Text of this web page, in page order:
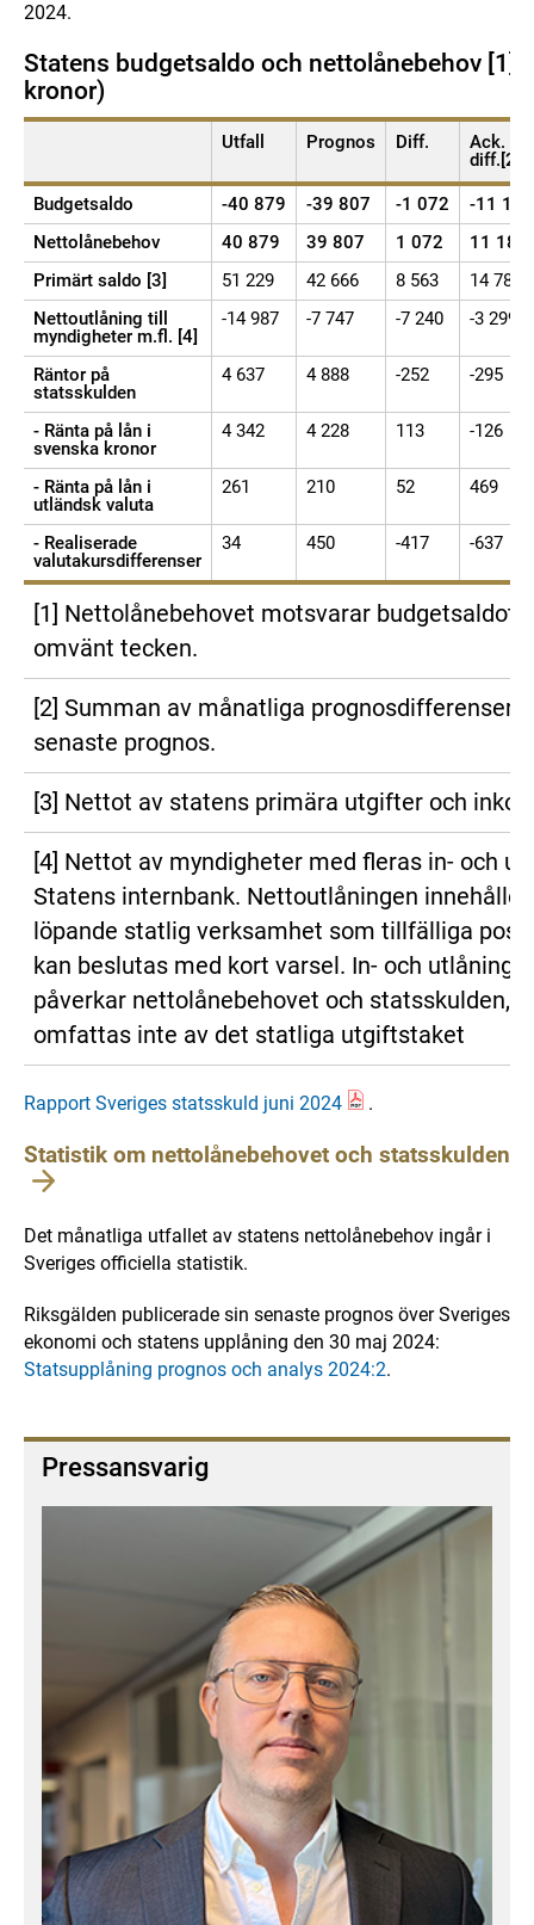
2024.
Statens budgetsaldo och nettolånebehov [1]
kronor)
Utfall Prognos Diff.
Ack.
diff.[2]
Budgetsaldo -40 879 -39 807 -1 072
-11 188
Nettolånebehov
40 879 39 807 1 072
11 188
Primärt saldo [3]
51 229 42 666 8 563
14 781
Nettoutlåning till
myndigheter m.fl. [4]
-14 987 -7 747 -7 240 -3 299
Räntor på
statsskulden
4 637 4 888 -252 -295
- Ränta på lån i
svenska kronor
4 342 4 228 113 -126
- Ränta på lån i
utländsk valuta
261 210 52 469
- Realiserade
valutakursdifferenser
34 450 -417 -637
[1] Nettolånebehovet motsvarar budgetsaldot
omvänt tecken.
[2] Summan av månatliga prognosdifferenser
senaste prognos.
[3] Nettot av statens primära utgifter och
[4] Nettot av myndigheter med fleras in- och
Statens internbank. Nettoutlåningen
löpande statlig verksamhet som tillfälliga
kan beslutas med kort varsel. In- och
påverkar nettolånebehovet och statsskulden,
omfattas inte av det statliga utgiftstaket
Rapport Sveriges statsskuld juni 2024 .
Statistik om nettolånebehovet och statsskulden
Det månatliga utfallet av statens nettolånebehov ingår i
Sveriges officiella statistik.
Riksgälden publicerade sin senaste prognos över Sveriges
ekonomi och statens upplåning den 30 maj 2024:
Statsupplåning prognos och analys 2024:2.
Pressansvarig